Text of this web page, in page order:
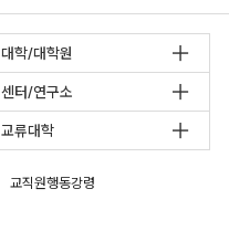
대학/대학원
센터/연구소
교류대학
교직원행동강령